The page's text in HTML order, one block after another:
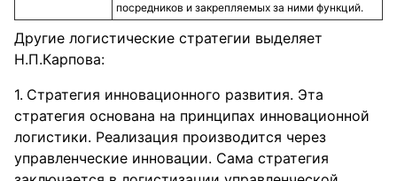
посредников и закрепляемых за ними функций.
Другие логистические стратегии выделяет
Н.П.Карпова:
Стратегия инновационного развития. Эта
стратегия основана на принципах инновационной
логистики. Реализация производится через
управленческие инновации. Сама стратегия